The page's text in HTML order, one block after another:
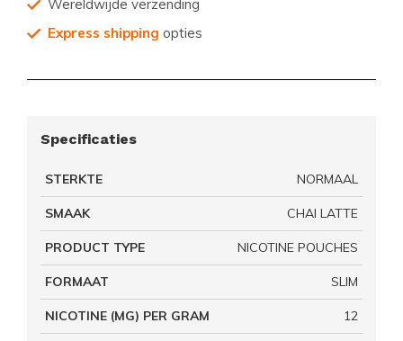
Wereldwijde verzending
Express shipping opties
Specificaties
STERKTE NORMAAL
SMAAK CHAI LATTE
PRODUCT TYPE NICOTINE POUCHES
FORMAAT SLIM
NICOTINE (MG) PER GRAM 12